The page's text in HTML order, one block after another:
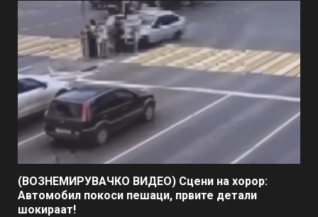
(ВОЗНЕМИРУВАЧКО ВИДЕО) Сцени на хорор:
Автомобил покоси пешаци, првите детали
шокираат!